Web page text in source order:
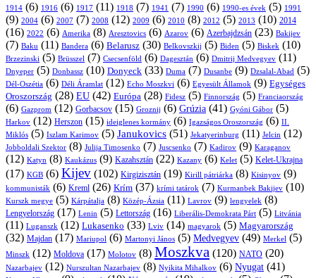
1914 (6) 1916 (6) 1917 (11) 1918 (7) 1941 (7) 1990 (6) 1990-es évek (5) 1991
(9) 2004 (6) 2007 (7) 2008 (12) 2009 (6) 2010 (8) 2012 (5) 2013 (10) 2014
(16) 2022 (6) Amerika (8) Aresztovics (6) Azarov (6) Azerbajdzsán (23) Bakijev
(7) Baku (11) Bandera (6) Belarusz (30) Belkovszkij (5) Biden (5) Biskek (10)
Brzezinski (5) Brüsszel (7) Csecsenföld (6) Dagesztán (6) Dmitrij Medvegyev (11)
Dnyeper (5) Donbassz (10) Donyeck (33) Duma (7) Dusanbe (9) Dzsalal-Abad (5)
Dél-Oszétia (6) Déli Áramlat (12) Echo Moszkvi (6) Egyesült Államok (9) Egységes
Oroszország (28) EU (42) Európa (28) Fidesz (5) Finnország (5) Franciaország
(6) Gazprom (12) Gorbacsov (15) Groznij (6) Grúzia (41) Gyóni Gábor (5)
Harkov (12) Herszon (15) ideiglenes kormány (6) Igazságos Oroszország (6) II.
Miklós (5) Iszlam Karimov (5) Janukovics (51) Jekatyerinburg (11) Jelcin (12)
Jobboldali Szektor (8) Julija Timosenko (7) Juscsenko (7) Kadirov (9) Karaganov
(12) Katyn (8) Kaukázus (9) Kazahsztán (22) Kazany (6) Kelet (5) Kelet-Ukrajna
(17) KGB (6) Kijev (102) Kirgizisztán (19) Kirill pátriárka (8) Kisinyov (9)
kommunisták (6) Kreml (26) Krím (37) krími tatárok (7) Kurmanbek Bakijev (10)
Kurszk megye (5) Kárpátalja (8) Közép-Ázsia (11) Lavrov (9) lengyelek (8)
Lengyelország (17) Lenin (5) Lettország (16) Liberális-Demokrata Párt (5) Litvánia
(11) Luganszk (12) Lukasenko (33) Lviv (14) magyarok (5) Magyarország
(32) Majdan (17) Mariupol (6) Martonyi János (5) Medvegyev (49) Merkel (5)
Minszk (12) Moldova (17) Molotov (8) Moszkva (120) NATO (20)
Nazarbajev (12) Nurszultan Nazarbajev (8) Nyikita Mihalkov (6) Nyugat (41)